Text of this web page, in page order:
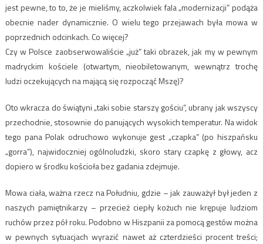
jest pewne, to to, że je mieliśmy, aczkolwiek fala „modernizacji” podąża
obecnie nader dynamicznie. O wielu tego przejawach była mowa w
poprzednich odcinkach. Co więcej?
Czy w Polsce zaobserwowaliście „już” taki obrazek, jak my w pewnym
madryckim kościele (otwartym, nieobiletowanym, wewnątrz trochę
ludzi oczekujących na mającą się rozpocząć Mszę)?
Oto wkracza do świątyni „taki sobie starszy gościu”, ubrany jak wszyscy
przechodnie, stosownie do panujących wysokich temperatur. Na widok
tego pana Polak odruchowo wykonuje gest „czapka” (po hiszpańsku
„gorra”), najwidoczniej ogólnoludzki, skoro stary czapkę z głowy, acz
dopiero w środku kościoła bez gadania zdejmuje.
Mowa ciała, ważna rzecz na Południu, gdzie – jak zauważył był jeden z
naszych pamiętnikarzy – przecież ciepły kożuch nie krępuje ludziom
ruchów przez pół roku. Podobno w Hiszpanii za pomocą gestów można
w pewnych sytuacjach wyrazić nawet aż czterdzieści procent treści;